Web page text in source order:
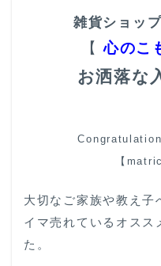
雑貨ショッ
【心のこ
お洒落な
【
大切なご家族や教え子
イマ売れているオスス
た。